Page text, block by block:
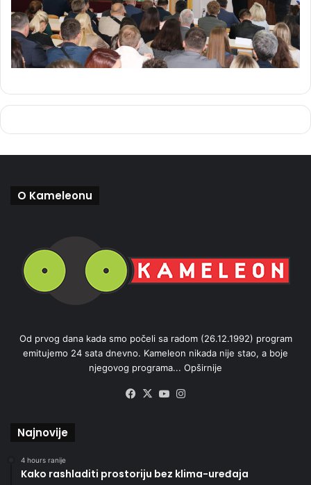
O Kameleonu
Od prvog dana kada smo počeli sa radom (26.12.1992) program
emitujemo 24 sata dnevno. Kameleon nikada nije stao, a boje
njegovog programa... Opširnije
Facebook
X YouTube
Najnovije
4 hours ranije
Kako rashladiti prostoriju bez klima-uređaja